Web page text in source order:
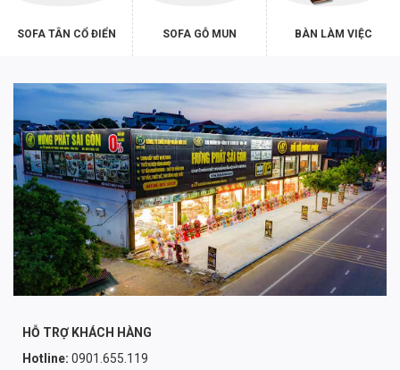
SOFA TÂN CỔ ĐIỂN SOFA GỖ MUN BÀN LÀM VIỆC
HỖ TRỢ KHÁCH HÀNG
Hotline: 0901.655.119